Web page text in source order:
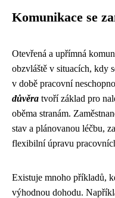
Komunikace se
Otevřená a upřímná
obzvláště v situacích, kdy
v době pracovní
důvěra tvoří základ pro
oběma stranám.
stav a plánovanou léčbu,
flexibilní úpravu
Existuje mnoho příkladů,
výhodnou dohodu.